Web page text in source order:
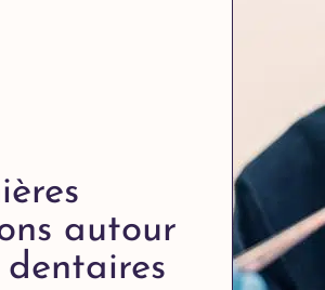
autour
dentaires